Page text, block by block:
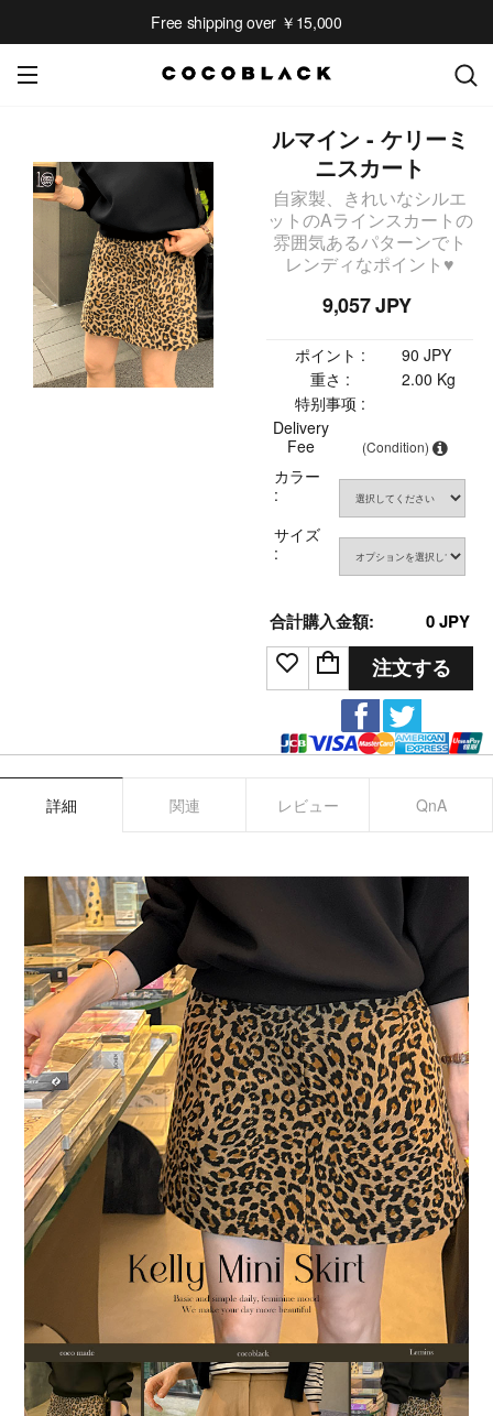
Free shipping over ￥15,000
ルマイン - ケリーミ
ニスカート
自家製、きれいなシルエ
ットのAラインスカートの
雰囲気あるパターンでト
レンディなポイント♥
9,057 JPY
ポイント :
90 JPY
重さ :
2.00 Kg
特别事项 :
Delivery
Fee
(Condition)
カラー
:
サイズ
:
合計購入金額: 0JPY
注文する
詳細 関連 レビュー QnA